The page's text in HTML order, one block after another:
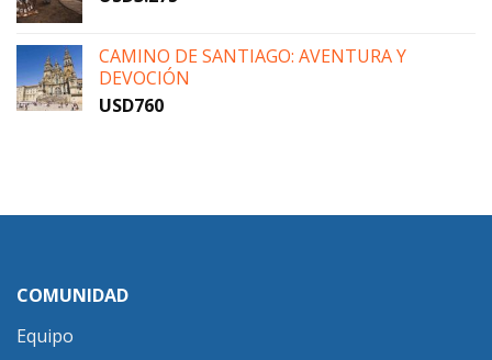
CAMINO DE SANTIAGO: AVENTURA Y
DEVOCIÓN
USD760
COMUNIDAD
Equipo